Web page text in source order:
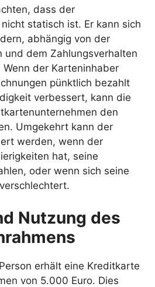
dass der
statisch ist. Er kann sich
abhängig von der
und dem Zahlungsverhalten
der Karteninhaber
pünktlich bezahlt
verbessert, kann die
den
Umgekehrt kann der
werden, wenn der
hat, seine
oder wenn sich seine
Nutzung des
erhält eine Kreditkarte
von 5.000 Euro. Dies